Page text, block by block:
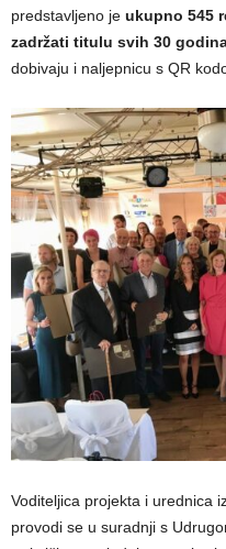
predstavljeno je ukupno 545
zadržati titulu svih 30
dobivaju i naljepnicu s QR
Voditeljica projekta i urednica
provodi se u suradnji s